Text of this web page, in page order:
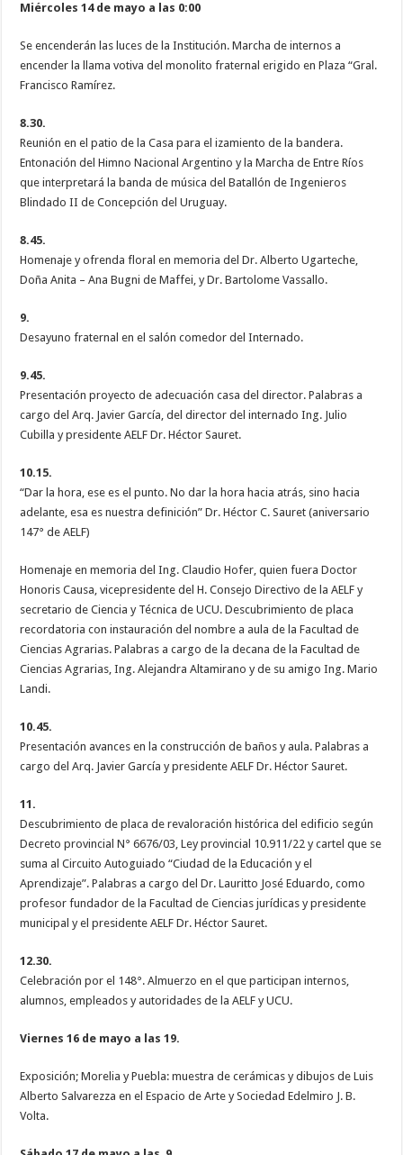
Miércoles 14 de mayo a las 0:00
Se encenderán las luces de la Institución. Marcha de internos a
encender la llama votiva del monolito fraternal erigido en Plaza “Gral.
Francisco Ramírez.
8.30.
Reunión en el patio de la Casa para el izamiento de la bandera.
Entonación del Himno Nacional Argentino y la Marcha de Entre Ríos
que interpretará la banda de música del Batallón de Ingenieros
Blindado II de Concepción del Uruguay.
8.45.
Homenaje y ofrenda floral en memoria del Dr. Alberto Ugarteche,
Doña Anita – Ana Bugni de Maffei, y Dr. Bartolome Vassallo.
9.
Desayuno fraternal en el salón comedor del Internado.
9.45.
Presentación proyecto de adecuación casa del director. Palabras a
cargo del Arq. Javier García, del director del internado Ing. Julio
Cubilla y presidente AELF Dr. Héctor Sauret.
10.15.
“Dar la hora, ese es el punto. No dar la hora hacia atrás, sino hacia
adelante, esa es nuestra definición” Dr. Héctor C. Sauret (aniversario
147° de AELF)
Homenaje en memoria del Ing. Claudio Hofer, quien fuera Doctor
Honoris Causa, vicepresidente del H. Consejo Directivo de la AELF y
secretario de Ciencia y Técnica de UCU. Descubrimiento de placa
recordatoria con instauración del nombre a aula de la Facultad de
Ciencias Agrarias. Palabras a cargo de la decana de la Facultad de
Ciencias Agrarias, Ing. Alejandra Altamirano y de su amigo Ing. Mario
Landi.
10.45.
Presentación avances en la construcción de baños y aula. Palabras a
cargo del Arq. Javier García y presidente AELF Dr. Héctor Sauret.
11.
Descubrimiento de placa de revaloración histórica del edificio según
Decreto provincial N° 6676/03, Ley provincial 10.911/22 y cartel que se
suma al Circuito Autoguiado “Ciudad de la Educación y el
Aprendizaje”. Palabras a cargo del Dr. Lauritto José Eduardo, como
profesor fundador de la Facultad de Ciencias jurídicas y presidente
municipal y el presidente AELF Dr. Héctor Sauret.
12.30.
Celebración por el 148°. Almuerzo en el que participan internos,
alumnos, empleados y autoridades de la AELF y UCU.
Viernes 16 de mayo a las 19.
Exposición; Morelia y Puebla: muestra de cerámicas y dibujos de Luis
Alberto Salvarezza en el Espacio de Arte y Sociedad Edelmiro J. B.
Volta.